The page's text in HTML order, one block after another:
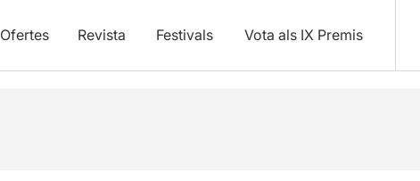
Ofertes Revista Festivals Vota als IX Premis